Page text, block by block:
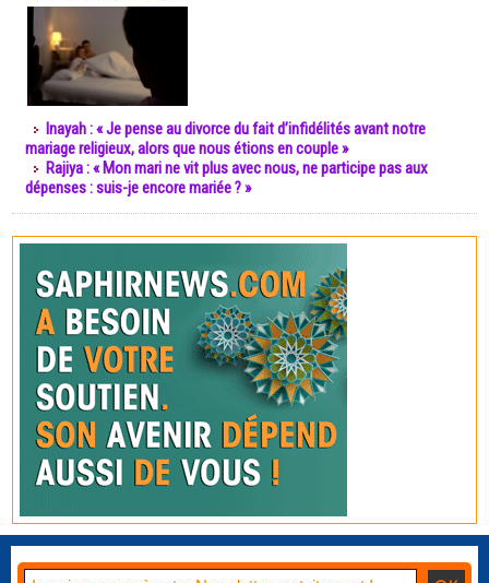
Inayah : « Je pense au divorce du fait d’infidélités avant notre
mariage religieux, alors que nous étions en couple »
Rajiya : « Mon mari ne vit plus avec nous, ne participe pas aux
dépenses : suis-je encore mariée ? »